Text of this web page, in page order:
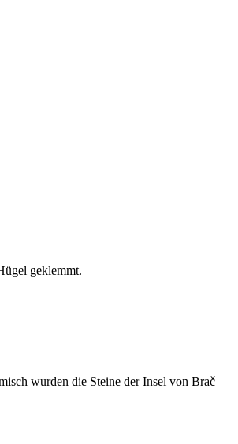
geklemmt.
wurden die Steine der Insel von Brač